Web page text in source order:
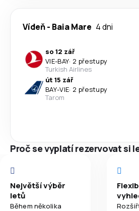
Vídeň- Baia Mare 4 dni
so 12 zář
VIE-BAY· 2 přestupy
Turkish Airlines
út 15 zář
BAY-VIE· 2 přestupy
Tarom
Proč se vyplatí rezervovat si
Největší výběr
letů
Během několika